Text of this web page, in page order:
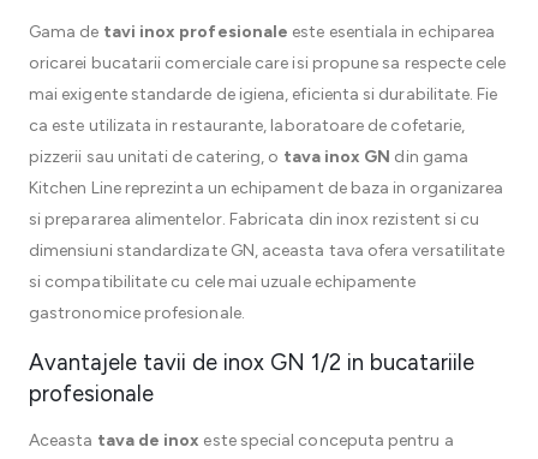
Gama de tavi inox profesionale este esentiala in echiparea
oricarei bucatarii comerciale care isi propune sa respecte cele
mai exigente standarde de igiena, eficienta si durabilitate. Fie
ca este utilizata in restaurante, laboratoare de cofetarie,
pizzerii sau unitati de catering, o tava inox GN din gama
Kitchen Line reprezinta un echipament de baza in organizarea
si prepararea alimentelor. Fabricata din inox rezistent si cu
dimensiuni standardizate GN, aceasta tava ofera versatilitate
si compatibilitate cu cele mai uzuale echipamente
gastronomice profesionale.
Avantajele tavii de inox GN 1/2 in bucatariile
profesionale
Aceasta tava de inox este special conceputa pentru a